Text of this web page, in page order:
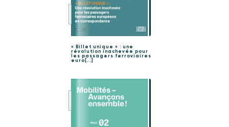
« Billet unique » : une
révolution inachevée pour
les passagers ferroviaires
euro[...]